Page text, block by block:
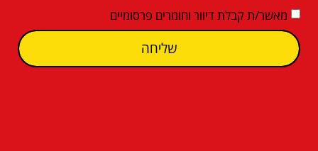
מאשר/ת קבלת דיוור וחומרים פרסומיים
שליחה